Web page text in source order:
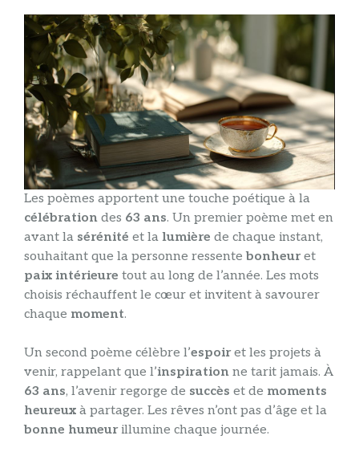
Les poèmes apportent une touche poétique à la
célébration des 63 ans. Un premier poème met en
avant la sérénité et la lumière de chaque instant,
souhaitant que la personne ressentebonheuret
paix intérieure tout au long de l’année. Les mots
choisis réchauffent le cœur et invitent à savourer
chaque moment.
Un second poème célèbre l’espoiret les projets à
venir, rappelant que l’inspiration ne tarit jamais. À
63 ans, l’avenir regorge de succès et de moments
heureux à partager. Les rêves n’ont pas d’âge et la
bonne humeurillumine chaque journée.